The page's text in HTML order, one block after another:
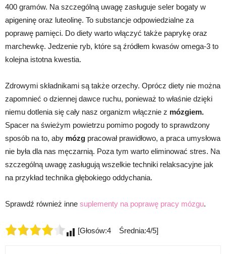
400 gramów. Na szczególną uwagę zasługuje seler bogaty w
apigeninę oraz luteolinę. To substancje odpowiedzialne za
poprawę pamięci. Do diety warto włączyć także paprykę oraz
marchewkę. Jedzenie ryb, które są źródłem kwasów omega-3 to
kolejna istotna kwestia.
Zdrowymi składnikami są także orzechy. Oprócz diety nie można
zapomnieć o dziennej dawce ruchu, ponieważ to właśnie dzięki
niemu dotlenia się cały nasz organizm włącznie z mózgiem.
Spacer na świeżym powietrzu pomimo pogody to sprawdzony
sposób na to, aby mózg pracował prawidłowo, a praca umysłowa
nie była dla nas męczarnią. Poza tym warto eliminować stres. Na
szczególną uwagę zasługują wszelkie techniki relaksacyjne jak
na przykład technika głębokiego oddychania.
Sprawdź również inne suplementy na poprawę pracy mózgu.
[Głosów:4 Średnia:4/5]